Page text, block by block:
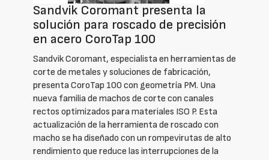
Sandvik Coromant presenta la
solución para roscado de precisión
en acero CoroTap 100
Sandvik Coromant, especialista en herramientas de
corte de metales y soluciones de fabricación,
presenta CoroTap 100 con geometría PM. Una
nueva familia de machos de corte con canales
rectos optimizados para materiales ISO P. Esta
actualización de la herramienta de roscado con
macho se ha diseñado con un rompevirutas de alto
rendimiento que reduce las interrupciones de la